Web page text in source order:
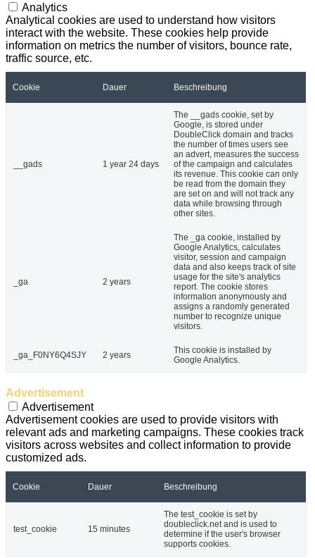
Analytics
Analytical cookies are used to understand how visitors
interact with the website. These cookies help provide
information on metrics the number of visitors, bounce rate,
traffic source, etc.
Cookie Dauer Beschreibung
__gads 1 year 24 days
The __gads cookie, set by
Google, is stored under
DoubleClick domain and tracks
the number of times users see
an advert, measures the success
of the campaign and calculates
its revenue. This cookie can only
be read from the domain they
are set on and will not track any
data while browsing through
other sites.
_ga 2 years
The _ga cookie, installed by
Google Analytics, calculates
visitor, session and campaign
data and also keeps track of site
usage for the site's analytics
report. The cookie stores
information anonymously and
assigns a randomly generated
number to recognize unique
visitors.
_ga_F0NY6Q4SJY 2 years
This cookie is installed by
Google Analytics.
Advertisement
Advertisement
Advertisement cookies are used to provide visitors with
relevant ads and marketing campaigns. These cookies track
visitors across websites and collect information to provide
customized ads.
Cookie Dauer Beschreibung
test_cookie 15 minutes
The test_cookie is set by
doubleclick.net and is used to
determine if the user's browser
supports cookies.